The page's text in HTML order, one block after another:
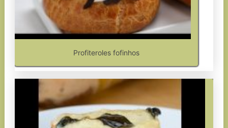
Profiteroles fofinhos